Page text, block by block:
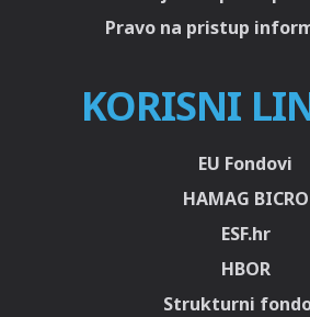
Pravo na pristup
KORISNI
EU Fondovi
HAMAG BICRO
ESF.hr
HBOR
Strukturni